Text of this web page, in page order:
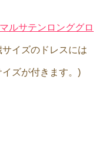
ルサテンロンググロ
イズのドレスには
ズが付きます。)